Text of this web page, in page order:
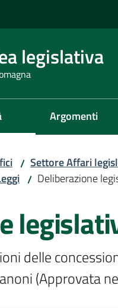
legislativa
Argomenti
/ Settore Affari
/ Deliberazione
delle
(Approvata